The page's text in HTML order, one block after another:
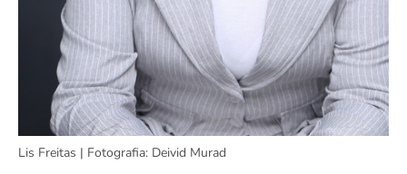
Lis Freitas | Fotografia: Deivid Murad